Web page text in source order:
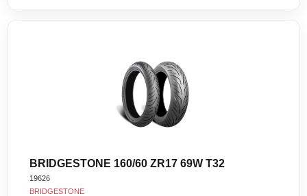
BRIDGESTONE 160/60 ZR17 69W T32
19626
BRIDGESTONE